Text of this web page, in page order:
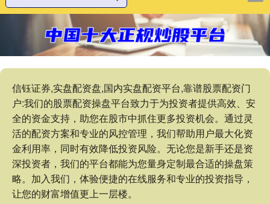
信钰证券,实盘配资盘,国内实盘配资平台,靠谱股票配资门
户:我们的股票配资操盘平台致力于为投资者提供高效、安
全的资金支持，助您在股市中抓住更多投资机会。通过灵
活的配资方案和专业的风控管理，我们帮助用户最大化资
金利用率，同时有效降低投资风险。无论您是新手还是资
深投资者，我们的平台都能为您量身定制最合适的操盘策
略。加入我们，体验便捷的在线服务和专业的投资指导，
让您的财富增值更上一层楼。